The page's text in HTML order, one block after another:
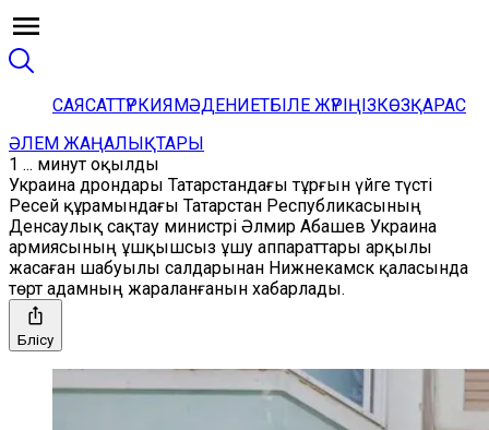
САЯСАТТҮРКИЯМӘДЕНИЕТБІЛЕ ЖҮРІҢІЗКӨЗҚАРАС
ӘЛЕМ ЖАҢАЛЫҚТАРЫ
1 ... минут оқылды
Украина дрондары Татарстандағы тұрғын үйге түсті
Ресей құрамындағы Татарстан Республикасының
Денсаулық сақтау министрі Әлмир Абашев Украина
армиясының ұшқышсыз ұшу аппараттары арқылы
жасаған шабуылы салдарынан Нижнекамск қаласында
төрт адамның жараланғанын хабарлады.
Бөлісу